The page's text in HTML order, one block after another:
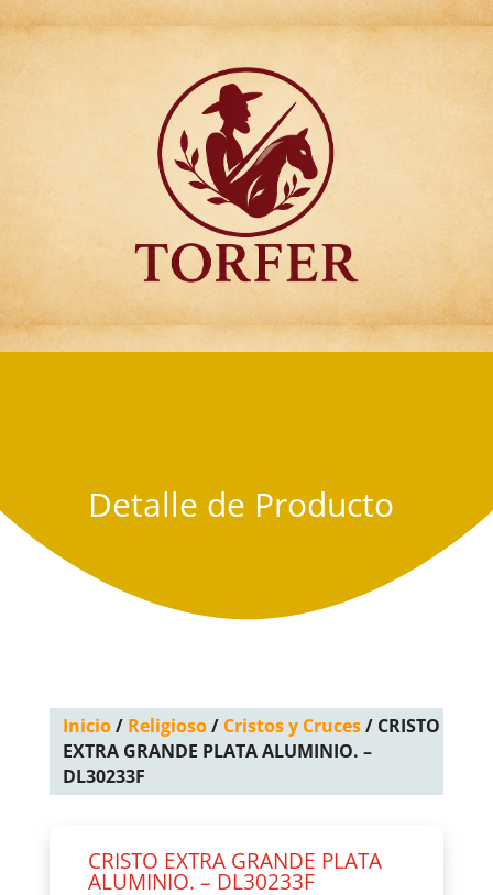
Articulos para
Regalo Torfer.
Detalle de Producto
Inicio/ Religioso/ Cristos y Cruces/ CRISTO
EXTRA GRANDE PLATA ALUMINIO. –
DL30233F
CRISTO EXTRA GRANDE PLATA
ALUMINIO. – DL30233F